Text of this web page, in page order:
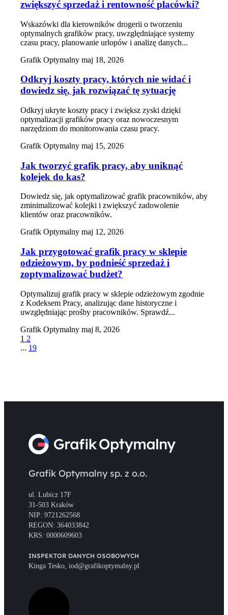
zwiększyć sprzedaż i rentowność placówki?
Wskazówki dla kierowników drogerii o tworzeniu
optymalnych grafików pracy, uwzględniające systemy
czasu pracy, planowanie urlopów i analizę danych...
Grafik Optymalny maj 18, 2026
Odkryj koszty pracy, których nie widać i
dowiedz się, jak rozwiązać tę sytuację
Odkryj ukryte koszty pracy i zwiększ zyski dzięki
optymalizacji grafików pracy oraz nowoczesnym
narzędziom do monitorowania czasu pracy.
Grafik Optymalny maj 15, 2026
Jak tworzyć grafik pracy, aby uniknąć
kolejek do kas?
Dowiedz się, jak optymalizować grafik pracowników, aby
zminimalizować kolejki i zwiększyć zadowolenie
klientów oraz pracowników.
Grafik Optymalny maj 12, 2026
Jak przygotować grafik pracy w sklepie
odzieżowym, by podnieść sprzedaż i
zoptymalizować budżet?
Optymalizuj grafik pracy w sklepie odzieżowym zgodnie
z Kodeksem Pracy, analizując dane historyczne i
uwzględniając prośby pracowników. Sprawdź...
Grafik Optymalny maj 8, 2026
1 2
... 19
Grafik Optymalny sp. z o.o.
ul. Lubicz 17F
31-503 Kraków
NIP: 9721262568
REGON: 364033842
KRS: 0000609603
INSPEKTOR DANYCH OSOBOWYCH
Kinga Tesko, iod@grafikoptymalny.pl